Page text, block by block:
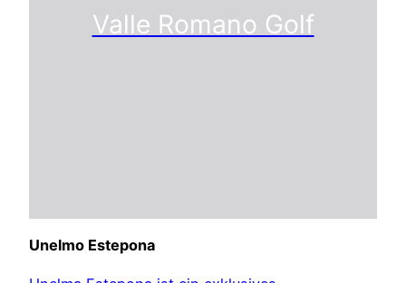
Valle Romano Golf
Unelmo Estepona